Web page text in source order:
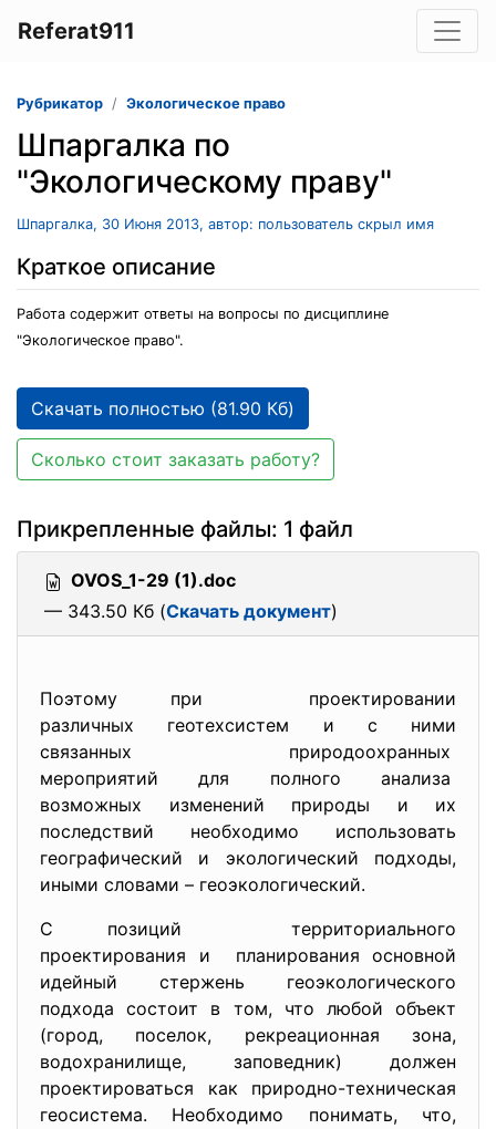
Referat911
Рубрикатор Экологическое право
Шпаргалка по
"Экологическому праву"
Шпаргалка, 30 Июня 2013, автор: пользователь скрыл имя
Краткое описание
Работа содержит ответы на вопросы по дисциплине
"Экологическое право".
Скачать полностью (81.90 Кб)
Сколько стоит заказать работу?
Прикрепленные файлы: 1 файл
OVOS_1-29 (1).doc
— 343.50 Кб (Скачать документ)
Поэтому при проектировании
различных геотехсистем и с ними
связанных природоохранных
мероприятий для полного анализа
возможных изменений природы и их
последствий необходимо использовать
географический и экологический подходы,
иными словами – геоэкологический.
С позиций территориального
проектирования и планирования основной
идейный стержень геоэкологического
подхода состоит в том, что любой объект
(город, поселок, рекреационная зона,
водохранилище, заповедник) должен
проектироваться как природно-техническая
геосистема. Необходимо понимать, что,